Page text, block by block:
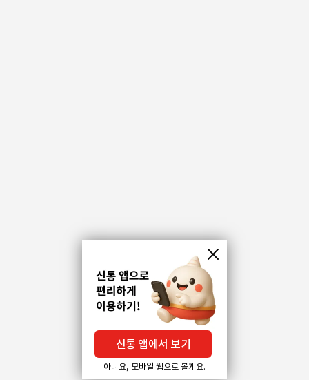
신통 앱에서 보기
아니요, 모바일 웹으로 볼게요.